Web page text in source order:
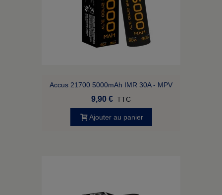
Accus 21700 5000mAh IMR 30A - MPV
9,90 € TTC
Ajouter au panier